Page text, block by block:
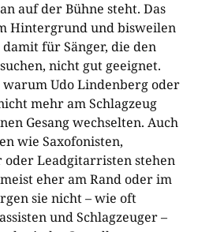
auf der Bühne steht. Das
Hintergrund und bisweilen
für Sänger, die den
nicht gut geeignet.
warum Udo Lindenberg oder
mehr am Schlagzeug
Gesang wechselten. Auch
wie Saxofonisten,
Leadgitarristen stehen
eher am Rand oder im
sie nicht – wie oft
und Schlagzeuger –